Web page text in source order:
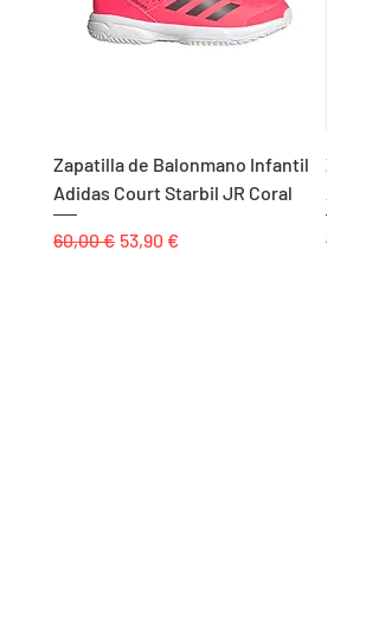
Zapatilla de Balonmano Infantil
Adidas Court Starbil JR Coral
Precio
60,00 € Precio de oferta
53,90 € Precio
55,00 €